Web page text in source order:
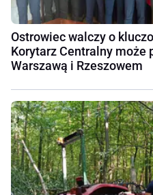
Ostrowiec walczy o
Korytarz Centralny może
Warszawą i Rzeszowem